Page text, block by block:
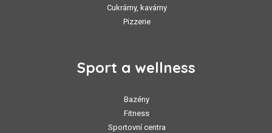
Cukrárny, kavárny
Pizzerie
Sport a wellness
Bazény
Fitness
Sportovní centra